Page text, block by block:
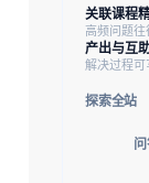
关联课程
高频问题往
产出与互
解决过程可
探索全站